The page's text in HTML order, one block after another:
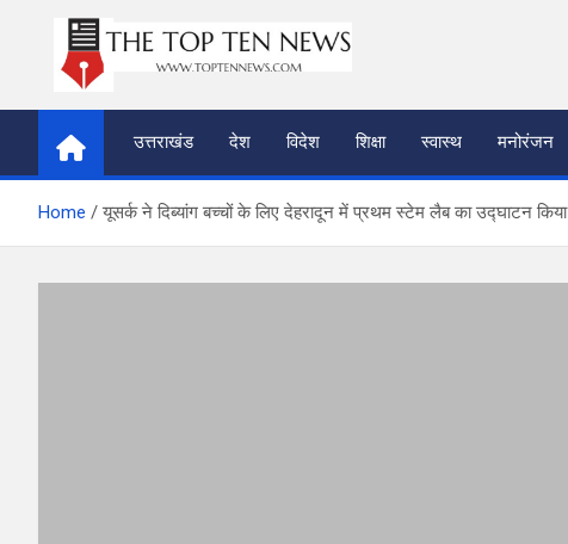
thetoptennews.com
उत्तराखंड
देश विदेश शिक्षा स्वास्थ मनोरंजन
Home यूसर्क ने दिब्यांग बच्चों के लिए देहरादून में प्रथम स्टेम लैब का उद्घाटन किया